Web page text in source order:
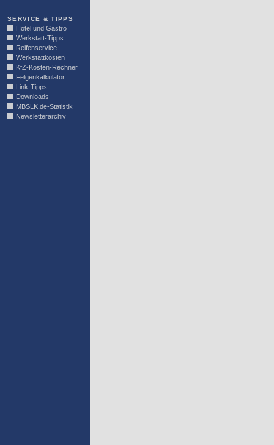
SERVICE & TIPPS
Hotel und Gastro
Werkstatt-Tipps
Reifenservice
Werkstattkosten
KfZ-Kosten-Rechner
Felgenkalkulator
Link-Tipps
Downloads
MBSLK.de-Statistik
Newsletterarchiv